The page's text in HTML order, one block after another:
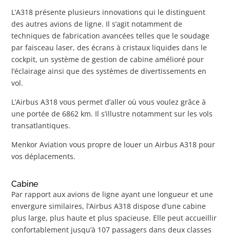
L’A318 présente plusieurs innovations qui le distinguent
des autres avions de ligne. Il s’agit notamment de
techniques de fabrication avancées telles que le soudage
par faisceau laser, des écrans à cristaux liquides dans le
cockpit, un système de gestion de cabine amélioré pour
l’éclairage ainsi que des systèmes de divertissements en
vol.
L’Airbus A318 vous permet d’aller où vous voulez grâce à
une portée de 6862 km. Il s’illustre notamment sur les vols
transatlantiques.
Menkor Aviation vous propre de louer un Airbus A318 pour
vos déplacements.
Cabine
Par rapport aux avions de ligne ayant une longueur et une
envergure similaires, l’Airbus A318 dispose d’une cabine
plus large, plus haute et plus spacieuse. Elle peut accueillir
confortablement jusqu’à 107 passagers dans deux classes